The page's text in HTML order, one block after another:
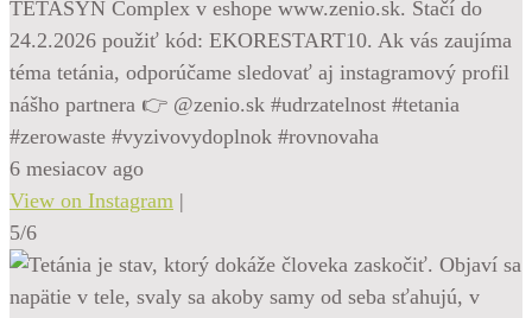
TETASYN Complex v eshope www.zenio.sk. Stačí do
24.2.2026 použiť kód: EKORESTART10. Ak vás zaujíma
téma tetánia, odporúčame sledovať aj instagramový profil
nášho partnera 👉 @zenio.sk #udrzatelnost #tetania
#zerowaste #vyzivovydoplnok #rovnovaha
6 mesiacov ago
View on Instagram |
5/6